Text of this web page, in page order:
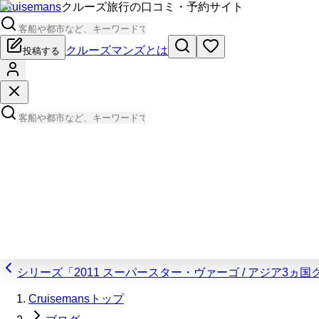
Cruisemansクルーズ旅行の口コミ・予約サイト
投稿する クルーズマンズとは
シリーズ「2011 スーパースター・ヴァーゴ / アジア3ヵ国
Cruisemansトップ